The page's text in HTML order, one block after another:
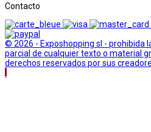
Contacto
© 2026 - Exposhopping sl - prohibida
parcial de cualquier texto o material
derechos reservados por sus